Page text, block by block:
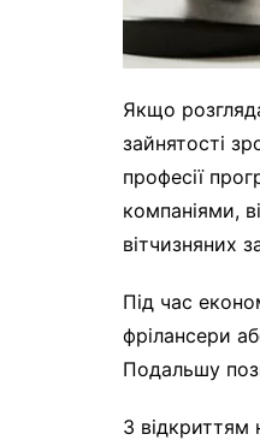
Якщо
зайнятості
професії
компаніями,
вітчизняних
Під час
фрілансери
Подальшу
З відкриттям